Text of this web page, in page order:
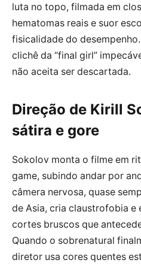
luta no topo, filmada em
hematomas reais e suor
fisicalidade do
clichê da “final girl”
não aceita ser descartada.
Direção de Kirill
sátira e gore
Sokolov monta o filme em
game, subindo andar por
câmera nervosa, quase
de Asia, cria claustrofobia e
cortes bruscos que
Quando o sobrenatural
diretor usa cores quentes